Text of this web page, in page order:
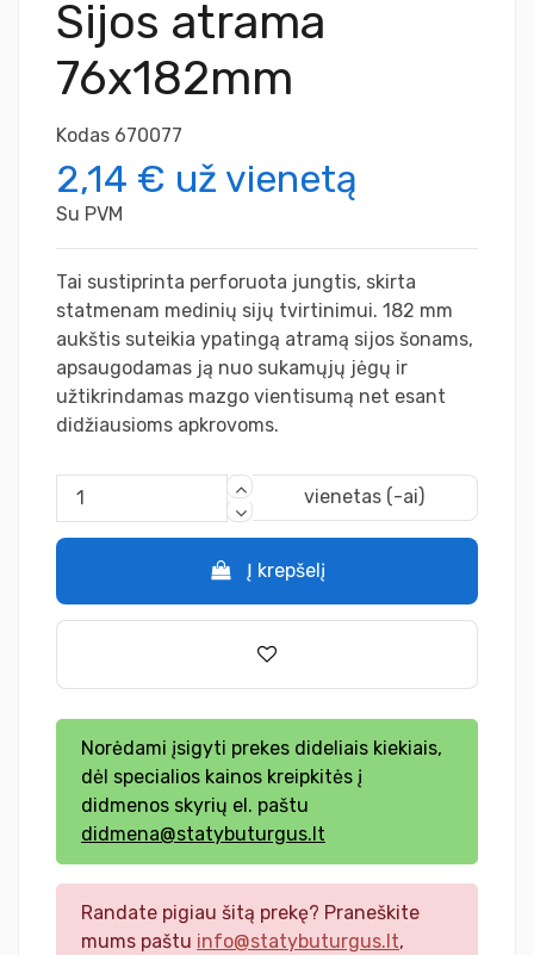
Sijos atrama
76x182mm
Kodas 670077
2,14 € už vienetą
Su PVM
Tai sustiprinta perforuota jungtis, skirta
statmenam medinių sijų tvirtinimui. 182 mm
aukštis suteikia ypatingą atramą sijos šonams,
apsaugodamas ją nuo sukamųjų jėgų ir
užtikrindamas mazgo vientisumą net esant
didžiausioms apkrovoms.
vienetas (-ai)
Į krepšelį
Norėdami įsigyti prekes dideliais kiekiais,
dėl specialios kainos kreipkitės į
didmenos skyrių el. paštu
didmena@statybuturgus.lt
Randate pigiau šitą prekę? Praneškite
mums paštu info@statybuturgus.lt,